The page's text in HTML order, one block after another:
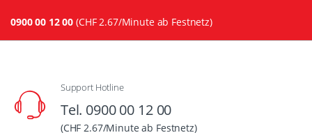
0900 00 12 00 (CHF 2.67/Minute ab Festnetz)
Support Hotline
Tel. 0900 00 12 00
(CHF 2.67/Minute ab Festnetz)